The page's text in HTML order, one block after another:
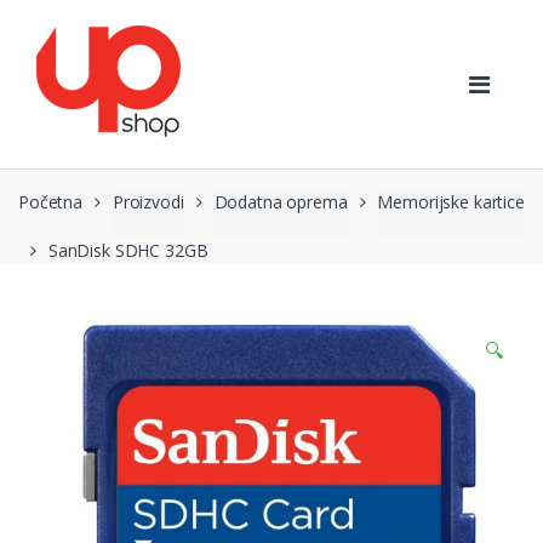
Početna Proizvodi Dodatna oprema Memorijske kartice
SanDisk SDHC 32GB
🔍